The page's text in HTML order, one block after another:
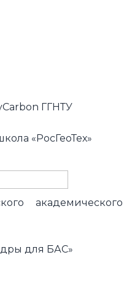
ГГНТУ
«РосГеоТех»
академического
для БАС»